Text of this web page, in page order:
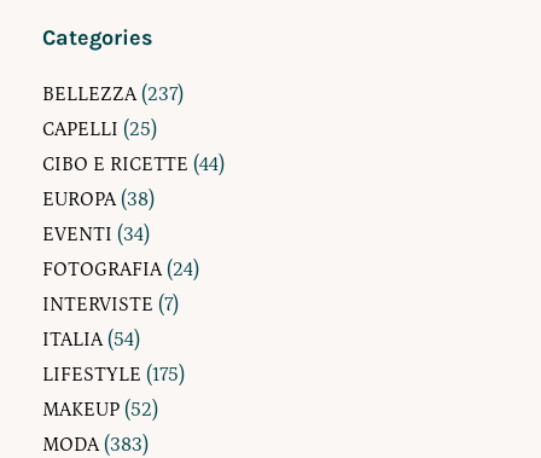
Categories
BELLEZZA(237)
CAPELLI (25)
CIBO E RICETTE (44)
EUROPA(38)
EVENTI (34)
FOTOGRAFIA(24)
INTERVISTE (7)
ITALIA(54)
LIFESTYLE (175)
MAKEUP (52)
MODA(383)